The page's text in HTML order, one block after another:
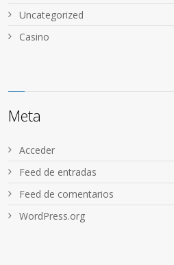
Uncategorized
Сasino
Meta
Acceder
Feed de entradas
Feed de comentarios
WordPress.org